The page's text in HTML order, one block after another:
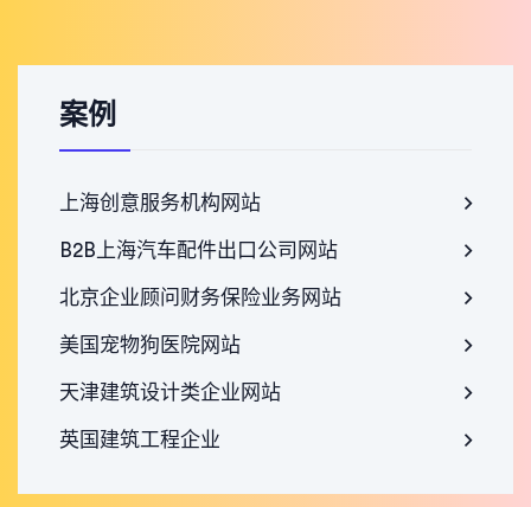
案例
上海创意服务机构网站
B2B上海汽车配件出口公司网站
北京企业顾问财务保险业务网站
美国宠物狗医院网站
天津建筑设计类企业网站
英国建筑工程企业